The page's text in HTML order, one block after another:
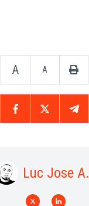
A A
Luc Jose A.